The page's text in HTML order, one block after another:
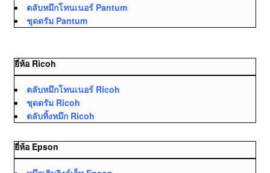
ตลับหมึกโทนเนอร์ Pantum
ชุดดรัม Pantum
ยี่ห้อ Ricoh
ตลับหมึกโทนเนอร์ Ricoh
ชุดดรัม Ricoh
ตลับทิ้งหมึก Ricoh
ยี่ห้อ Epson